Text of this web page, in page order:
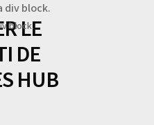
div block.
block.
LE
DE
HUB